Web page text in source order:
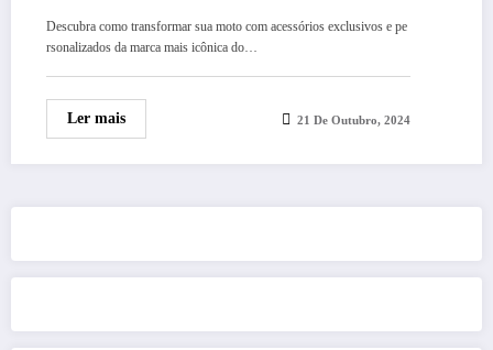
Descubra como transformar sua moto com acessórios exclusivos e pe
rsonalizados da marca mais icônica do…
Ler mais 21 De Outubro, 2024